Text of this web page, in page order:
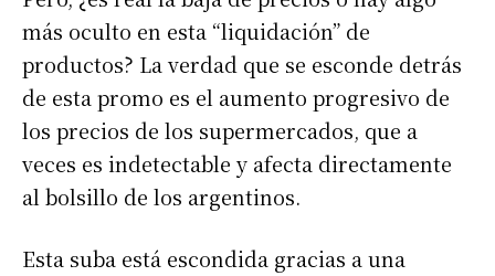
más oculto en esta “liquidación” de
productos? La verdad que se esconde detrás
de esta promo es el aumento progresivo de
los precios de los supermercados, que a
veces es indetectable y afecta directamente
al bolsillo de los argentinos.
Esta suba está escondida gracias a una